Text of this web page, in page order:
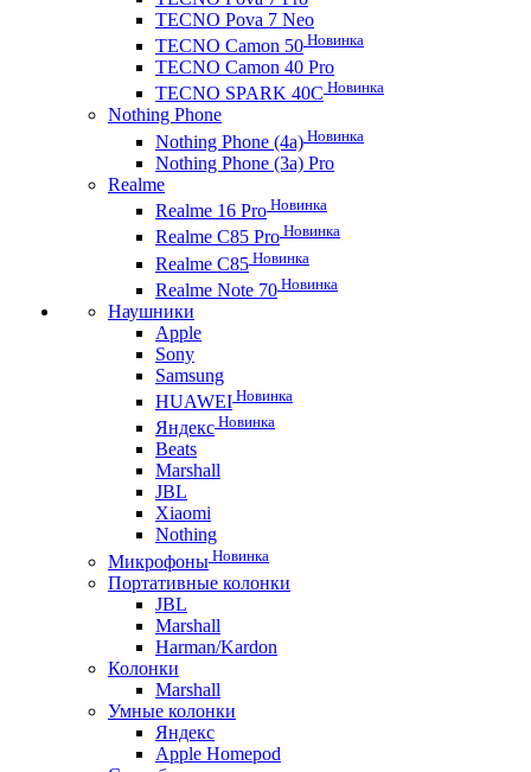
TECNO Pova 7 Neo
TECNO Camon 50 Новинка
TECNO Camon 40 Pro
TECNO SPARK 40C Новинка
Nothing Phone
Nothing Phone (4a) Новинка
Nothing Phone (3a) Pro
Realme
Realme 16 Pro Новинка
Realme C85 Pro Новинка
Realme C85 Новинка
Realme Note 70 Новинка
Наушники
Apple
Sony
Samsung
HUAWEI Новинка
Яндекс Новинка
Beats
Marshall
JBL
Xiaomi
Nothing
Микрофоны Новинка
Портативные колонки
JBL
Marshall
Harman/Kardon
Колонки
Marshall
Умные колонки
Яндекс
Apple Homepod